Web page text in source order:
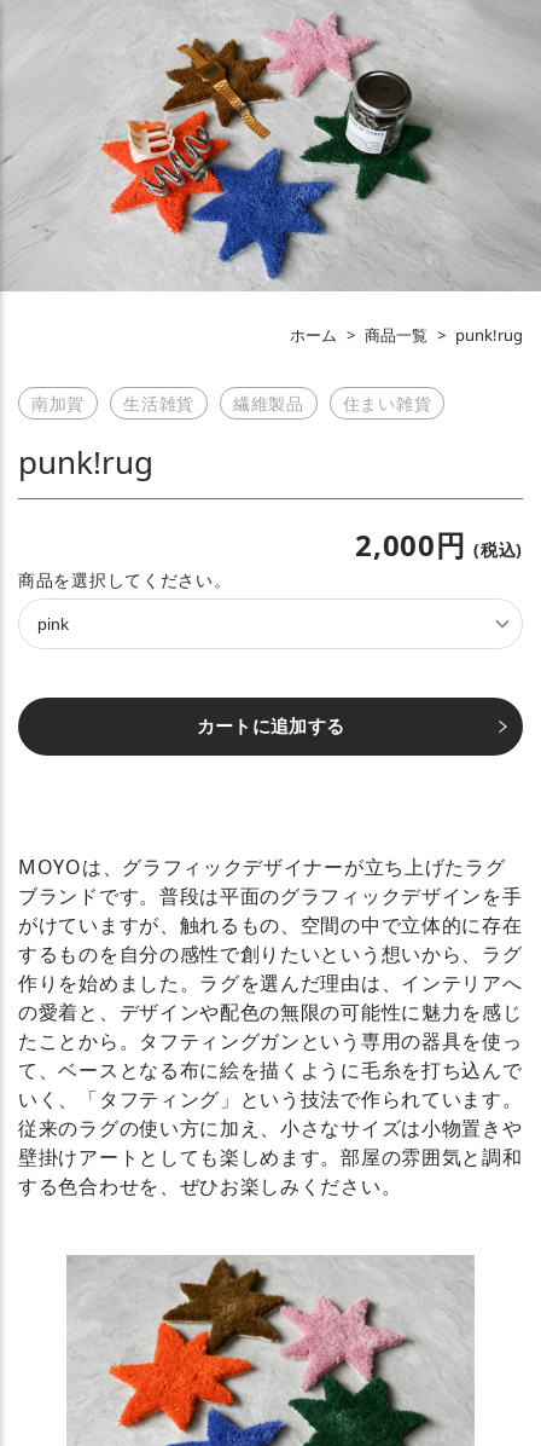
ホーム > 商品一覧 > punk!rug
南加賀 生活雑貨 繊維製品 住まい雑貨
punk!rug
2,000円(税込)
カ
カートに追加する
MOYOは、グラフィックデザイナーが立ち上げたラグ
ブランドです。普段は平面のグラフィックデザインを手
がけていますが、触れるもの、空間の中で立体的に存在
するものを自分の感性で創りたいという想いから、ラグ
作りを始めました。ラグを選んだ理由は、インテリアへ
の愛着と、デザインや配色の無限の可能性に魅力を感じ
たことから。タフティングガンという専用の器具を使っ
て、ベースとなる布に絵を描くように毛糸を打ち込んで
いく、「タフティング」という技法で作られています。
従来のラグの使い方に加え、小さなサイズは小物置きや
壁掛けアートとしても楽しめます。部屋の雰囲気と調和
する色合わせを、ぜひお楽しみください。